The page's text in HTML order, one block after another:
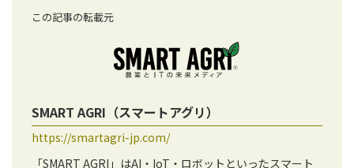
この記事の転載元
SMART AGRI（スマートアグリ）
https://smartagri-jp.com/
「SMART AGRI」はAI・IoT・ロボットといったスマート